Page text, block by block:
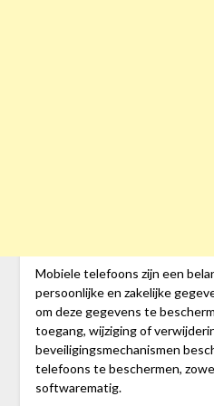
Mobiele telefoons zijn een
persoonlijke en zakelijke
om deze gegevens te
toegang, wijziging of
beveiligingsmechanismen
telefoons te beschermen,
softwarematig.